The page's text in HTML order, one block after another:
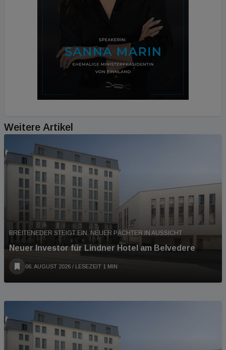
Weitere Artikel
BREITENEDER STEIGT EIN, NEUER PÄCHTER IN AUSSICHT
Neuer Investor für Lindner Hotel am Belvedere
06. AUGUST 2026 / LESEZEIT 1 MIN